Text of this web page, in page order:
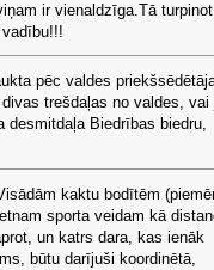
ir vienaldzīga.Tā turpinot
pēc valdes
trešdaļas no valdes, vai
desmitdaļa Biedrības biedru,
kaktu bodītēm
sporta veidam kā
un katrs dara, kas ienāk
būtu darījuši koordinētā,